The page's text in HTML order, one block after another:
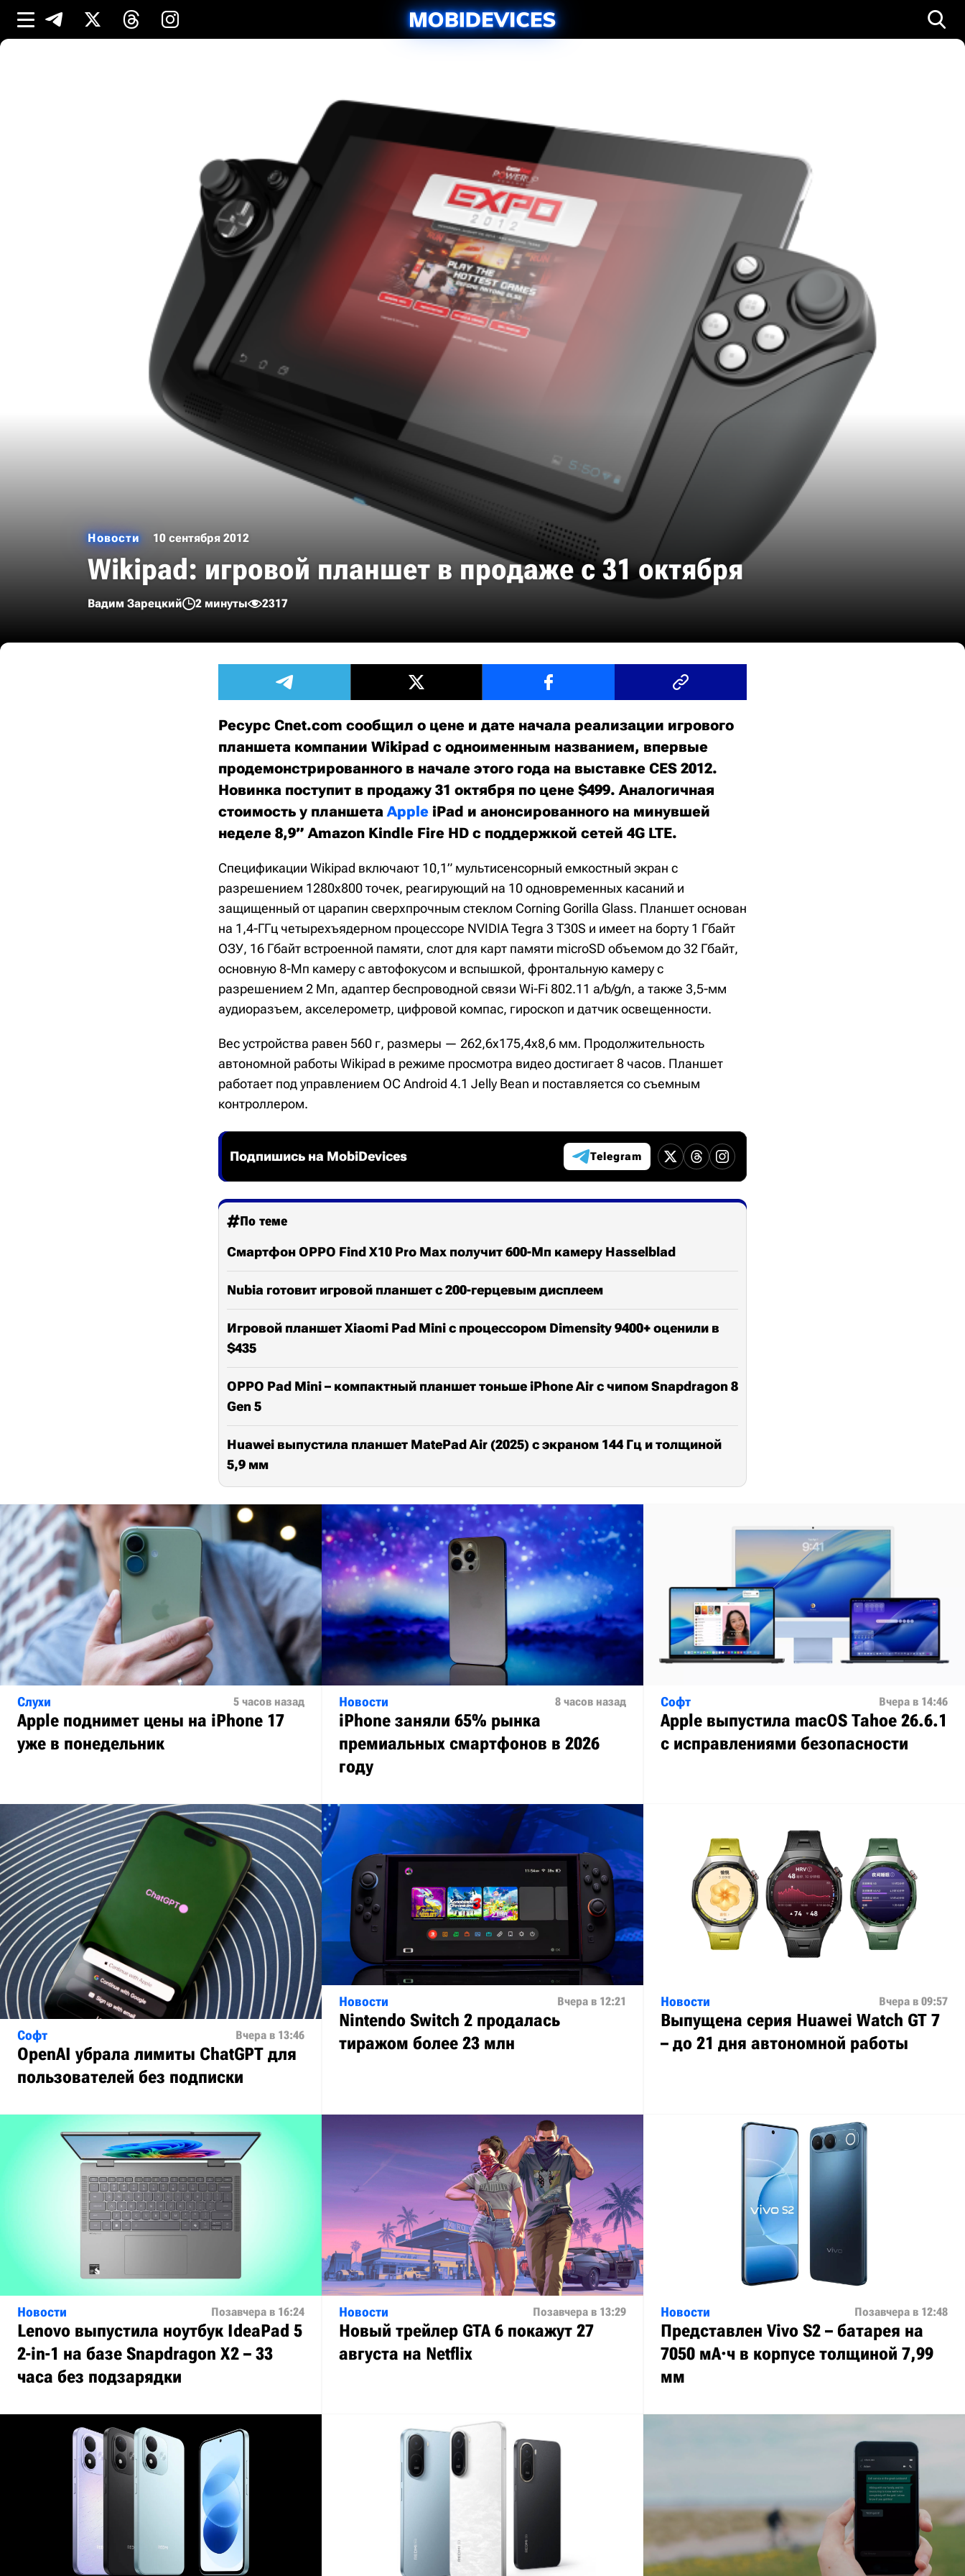
Новости 10 сентября 2012
Wikipad: игровой планшет в продаже с 31 октября
Вадим Зарецкий 2 минуты 2317
Ресурс Cnet.com сообщил о цене и дате начала реализации игрового
планшета компании Wikipad с одноименным названием, впервые
продемонстрированного в начале этого года на выставке CES 2012.
Новинка поступит в продажу 31 октября по цене $499. Аналогичная
стоимость у планшетаApple iPad и анонсированного на минувшей
неделе 8,9” Amazon Kindle Fire HD с поддержкой сетей 4G LTE.
Спецификации Wikipad включают 10,1” мультисенсорный емкостный экран с
разрешением 1280х800 точек, реагирующий на 10 одновременных касаний и
защищенный от царапин сверхпрочным стеклом Corning Gorilla Glass. Планшет основан
на 1,4-ГГц четырехъядерном процессоре NVIDIA Tegra 3 T30S и имеет на борту 1 Гбайт
ОЗУ, 16 Гбайт встроенной памяти, слот для карт памяти microSD объемом до 32 Гбайт,
основную 8-Мп камеру с автофокусом и вспышкой, фронтальную камеру с
разрешением 2 Мп, адаптер беспроводной связи Wi-Fi 802.11 a/b/g/n, а также 3,5-мм
аудиоразъем, акселерометр, цифровой компас, гироскоп и датчик освещенности.
Вес устройства равен 560 г, размеры — 262,6х175,4х8,6 мм. Продолжительность
автономной работы Wikipad в режиме просмотра видео достигает 8 часов. Планшет
работает под управлением ОС Android 4.1 Jelly Bean и поставляется со съемным
контроллером.
Подпишись на MobiDevices Telegram
По теме
Смартфон OPPO Find X10 Pro Max получит 600-Мп камеру Hasselblad
Nubia готовит игровой планшет с 200-герцевым дисплеем
Игровой планшет Xiaomi Pad Mini с процессором Dimensity 9400+ оценили в
$435
OPPO Pad Mini – компактный планшет тоньше iPhone Air с чипом Snapdragon 8
Gen 5
Huawei выпустила планшет MatePad Air (2025) с экраном 144 Гц и толщиной
5,9 мм
Слухи 5 часов назад
Apple поднимет цены на iPhone 17
уже в понедельник
Новости 8 часов назад
iPhone заняли 65% рынка
премиальных смартфонов в 2026
году
Софт Вчера в 14:46
Apple выпустила macOS Tahoe 26.6.1
с исправлениями безопасности
Софт Вчера в 13:46
OpenAI убрала лимиты ChatGPT для
пользователей без подписки
Новости Вчера в 12:21
Nintendo Switch 2 продалась
тиражом более 23 млн
Новости Вчера в 09:57
Выпущена серия Huawei Watch GT 7
– до 21 дня автономной работы
Новости Позавчера в 16:24
Lenovo выпустила ноутбук IdeaPad 5
2-in-1 на базе Snapdragon X2 – 33
часа без подзарядки
Новости Позавчера в 13:29
Новый трейлер GTA 6 покажут 27
августа на Netflix
Новости Позавчера в 12:48
Представлен Vivo S2 – батарея на
7050 мА·ч в корпусе толщиной 7,99
мм